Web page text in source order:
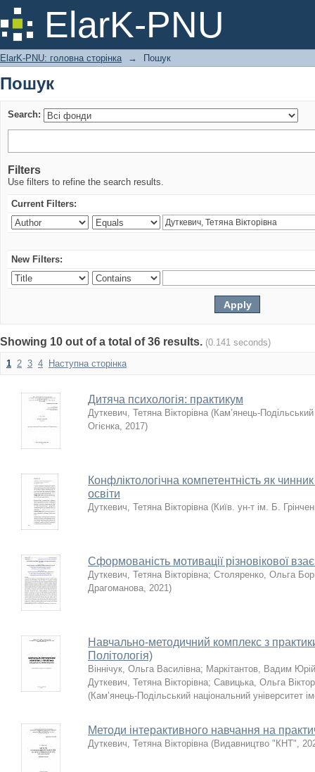
ElarK-PNU
Пошук
ElarK-PNU: головна сторінка → Пошук
Пошук
Search:
Filters
Use filters to refine the search results.
Current Filters:
New Filters:
Showing 10 out of a total of 36 results. (0.141 seconds)
1 2 3 4 Наступна сторінка
Дитяча психологія: практикум
Дуткевич, Тетяна Вікторівна (Кам’янець-
Огієнка, 2017)
Конфліктологічна компетентність як
освіти
Дуткевич, Тетяна Вікторівна (Київ. ун-т ім. Б.
Сформованість мотивації різновікової
Дуткевич, Тетяна Вікторівна; Столяренко, Ольга
Драгоманова, 2021)
Навчально-методичний комплекс з
Політологія)
Віннічук, Ольга Василівна; Маркітантов, Вадим
Дуткевич, Тетяна Вікторівна; Савицька, Ольга
(Кам’янець-Подільський національний університет
Методи інтерактивного навчання на
Дуткевич, Тетяна Вікторівна (Видавництво "КНТ",